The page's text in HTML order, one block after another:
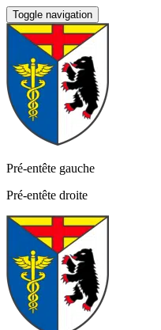
Toggle navigation
Pré-entête gauche
Pré-entête droite